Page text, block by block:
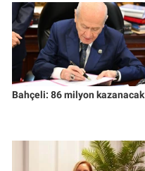
Bahçeli: 86 milyon kazanacak